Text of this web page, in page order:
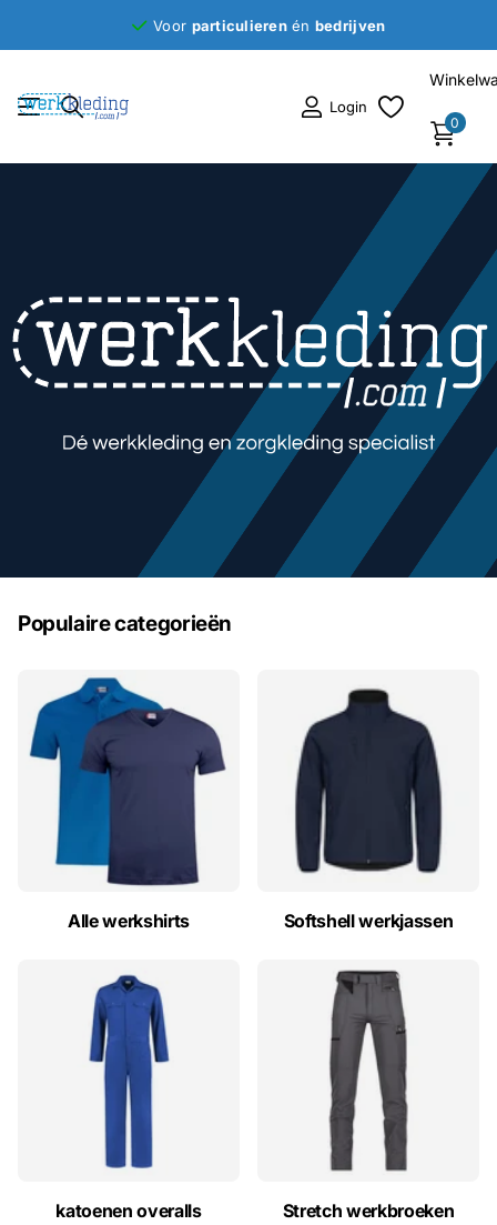
Voor particulierenén bedrijven
Login
0
Populaire categorieën
Alle werkshirts Softshell werkjassen
katoenen overalls Stretch werkbroeken